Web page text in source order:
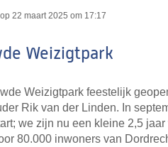
op 22 maart 2025 om 17:17
Weizigtpark
Weizigtpark feestelijk
Rik van der Linden. In
we zijn nu een kleine 2,5 jaar
80.000 inwoners van